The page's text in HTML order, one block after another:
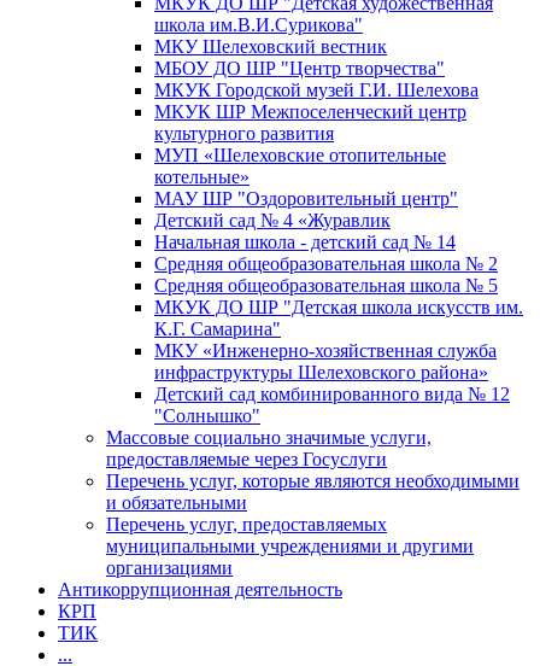
школа им.В.И.Сурикова"
МКУ Шелеховский вестник
МБОУ ДО ШР "Центр творчества"
МКУК Городской музей Г.И. Шелехова
МКУК ШР Межпоселенческий центр
культурного развития
МУП «Шелеховские отопительные
котельные»
МАУ ШР "Оздоровительный центр"
Детский сад № 4 «Журавлик
Начальная школа - детский сад № 14
Средняя общеобразовательная школа № 2
Средняя общеобразовательная школа № 5
МКУК ДО ШР "Детская школа искусств им.
К.Г. Самарина"
МКУ «Инженерно-хозяйственная служба
инфраструктуры Шелеховского района»
Детский сад комбинированного вида № 12
"Солнышко"
Массовые социально значимые услуги,
предоставляемые через Госуслуги
Перечень услуг, которые являются необходимыми
и обязательными
Перечень услуг, предоставляемых
муниципальными учреждениями и другими
организациями
Антикоррупционная деятельность
КРП
ТИК
...